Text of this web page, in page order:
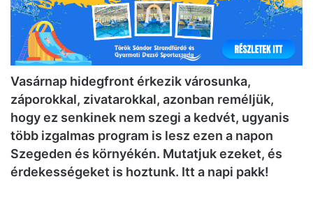
Vasárnap hidegfront érkezik városunka,
záporokkal, zivatarokkal, azonban reméljük,
hogy ez senkinek nem szegi a kedvét, ugyanis
több izgalmas program is lesz ezen a napon
Szegeden és környékén. Mutatjuk ezeket, és
érdekességeket is hoztunk. Itt a napi pakk!